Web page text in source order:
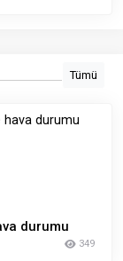
Tümü
durumu
349